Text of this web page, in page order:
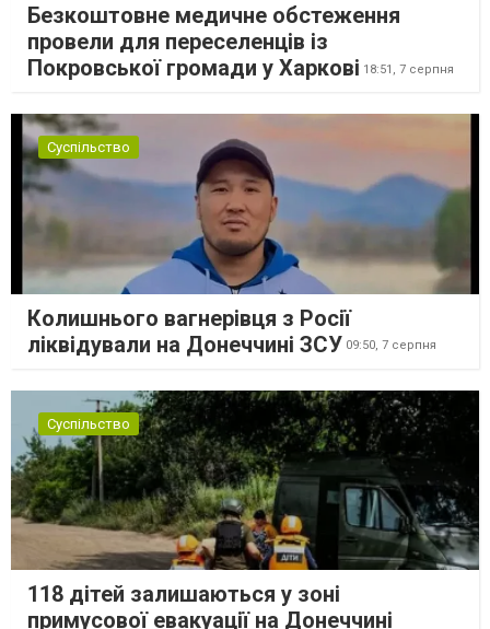
Безкоштовне медичне обстеження
провели для переселенців із
Покровської громади у Харкові 18:51, 7 серпня
Суспільство
Колишнього вагнерівця з Росії
ліквідували на Донеччині ЗСУ 09:50, 7 серпня
Суспільство
118 дітей залишаються у зоні
примусової евакуації на Донеччині